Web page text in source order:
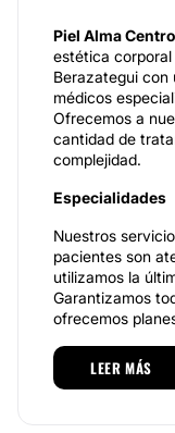
Piel Alma
estética
Berazategui
médicos
Ofrecemos a
cantidad de
complejidad.
Especialidades
Nuestros
pacientes son
utilizamos la
Garantizamos
ofrecemos
Nuestra
son operados
LEER MÁS